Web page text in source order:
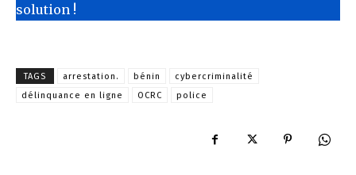
solution !
TAGS arrestation. bénin
cybercriminalité
délinquance en ligne
OCRC police